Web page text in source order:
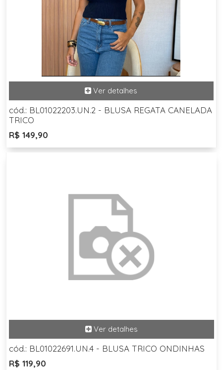
cód.: BL01022203.UN.2 - BLUSA REGATA CANELADA
TRICO
R$ 149,90
cód.: BL01022691.UN.4 - BLUSA TRICO ONDINHAS
R$ 119,90